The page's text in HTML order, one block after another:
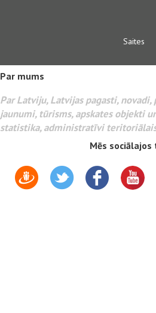
Saites
Par mums
Par Latviju, Latvijas pagasti, novadi,
jaunumi, tūrisms, apskates objekti
statistika, administratīvi
Mēs sociālajos